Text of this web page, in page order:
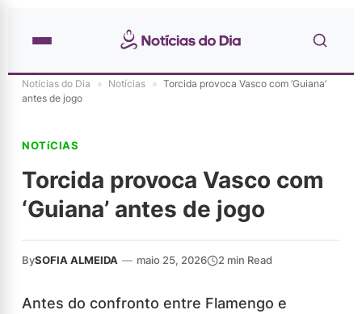
Notícias do Dia » Notícias » Torcida provoca Vasco com ‘Guiana’
antes de jogo
NOTíCIAS
Torcida provoca Vasco com
‘Guiana’ antes de jogo
BySOFIA ALMEIDA — maio 25, 2026 2 min Read
Antes do confronto entre Flamengo e